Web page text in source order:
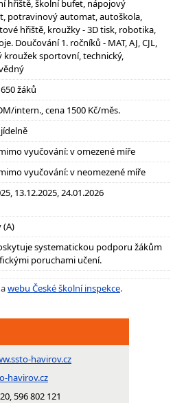
hřiště, školní bufet, nápojový
potravinový automat, autoškola,
hřiště, kroužky - 3D tisk, robotika,
Doučování 1. ročníků - MAT, AJ, CJL,
kroužek sportovní, technický,
žáků
intern., cena 1500 Kč/měs.
vyučování: v omezené míře
vyučování: v neomezené míře
13.12.2025, 24.01.2026
(A)
systematickou podporu žákům
poruchami učení.
webu České školní inspekce.
havirov.cz
havirov.cz
596 802 121